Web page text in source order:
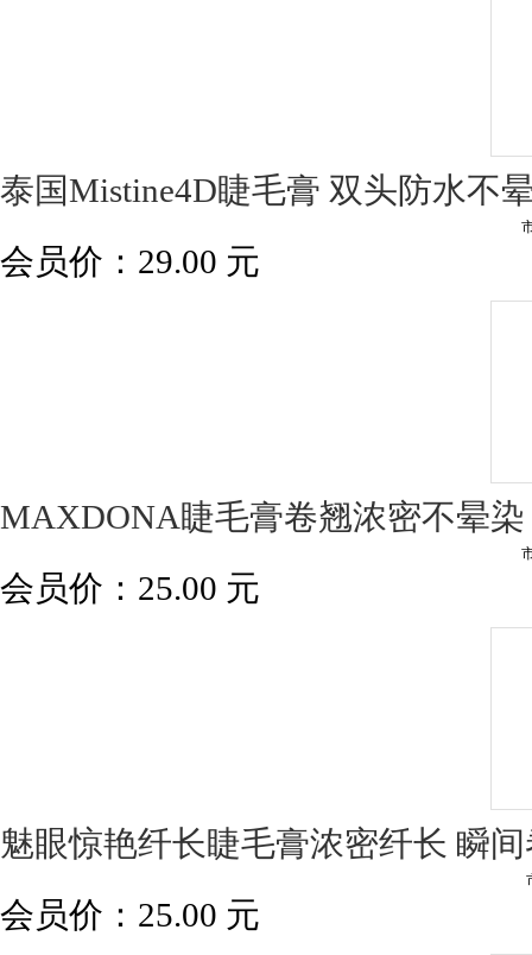
泰国Mistine4D睫毛膏 双头防水不
会员价： 29.00 元
MAXDONA睫毛膏卷翘浓密不晕染
会员价： 25.00 元
魅眼惊艳纤长睫毛膏浓密纤长 瞬
会员价： 25.00 元